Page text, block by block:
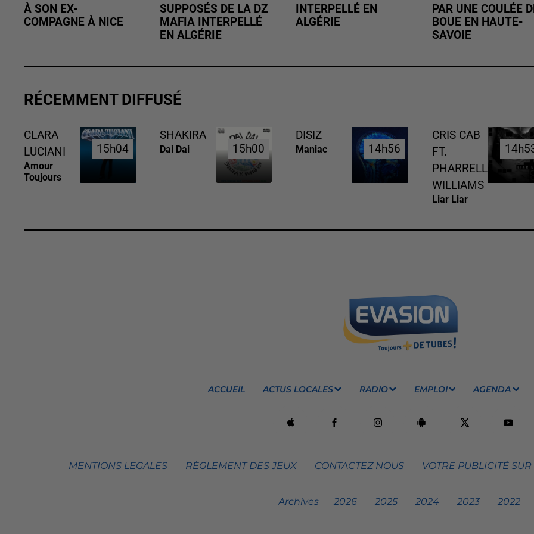
À SON EX-
COMPAGNE À NICE
SUPPOSÉS DE LA DZ
MAFIA INTERPELLÉ
EN ALGÉRIE
INTERPELLÉ EN
ALGÉRIE
PAR UNE COULÉE
BOUE EN HAUTE-
SAVOIE
RÉCEMMENT DIFFUSÉ
CLARA
LUCIANI
Amour
Toujours
15h04
15h04
SHAKIRA
Dai Dai 15h00
15h00
DISIZ
Maniac 14h56
14h56
CRIS CAB
FT.
PHARRELL
WILLIAMS
Liar Liar
ACCUEIL ACTUS LOCALES RADIO EMPLOI AGENDA
MENTIONS LEGALES RÈGLEMENT DES JEUX CONTACTEZ NOUS VOTRE PUBLICITÉ
Archives 2026 2025 2024 2023 2022